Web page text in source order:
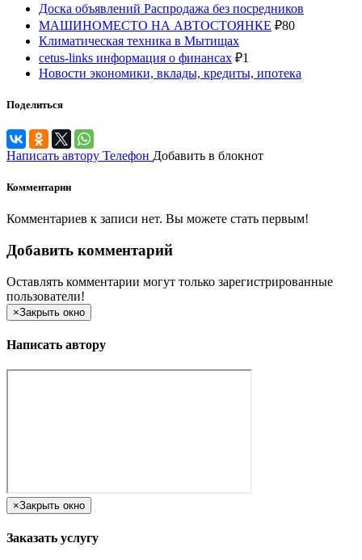
Доска объявлений Распродажа без посредников
МАШИНОМЕСТО НА АВТОСТОЯНКЕ ₽80
Климатическая техника в Мытищах
cetus-links информация о финансах ₽1
Новости экономики, вклады, кредиты, ипотека
Поделиться
Написать автору Телефон Добавить в блокнот
Комментарии
Комментариев к записи нет. Вы можете стать первым!
Добавить комментарий
Оставлять комментарии могут только зарегистрированные
пользователи!
×Закрыть окно
Написать автору
×Закрыть окно
Заказать услугу